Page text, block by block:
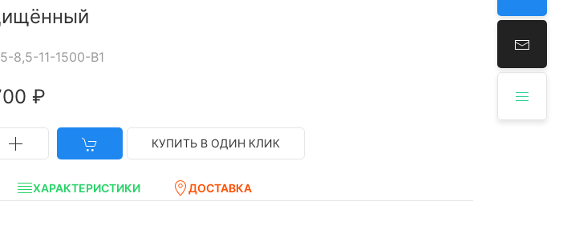
8,5-11-1500-B1
₽
КУПИТЬ В ОДИН КЛИК
ХАРАКТЕРИСТИКИ ДОСТАВКА